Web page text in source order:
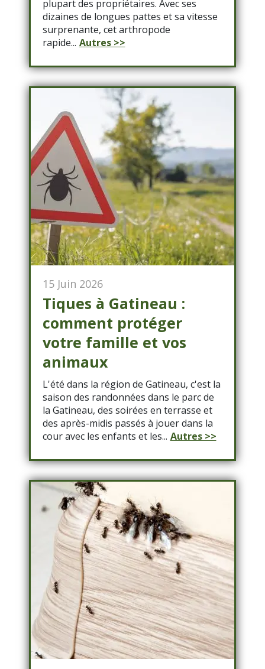
plupart des propriétaires. Avec ses
dizaines de longues pattes et sa vitesse
surprenante, cet arthropode
rapide... Autres >>
15 Juin 2026
Tiques à Gatineau :
comment protéger
votre famille et vos
animaux
L'été dans la région de Gatineau, c'est la
saison des randonnées dans le parc de
la Gatineau, des soirées en terrasse et
des après-midis passés à jouer dans la
cour avec les enfants et les... Autres >>